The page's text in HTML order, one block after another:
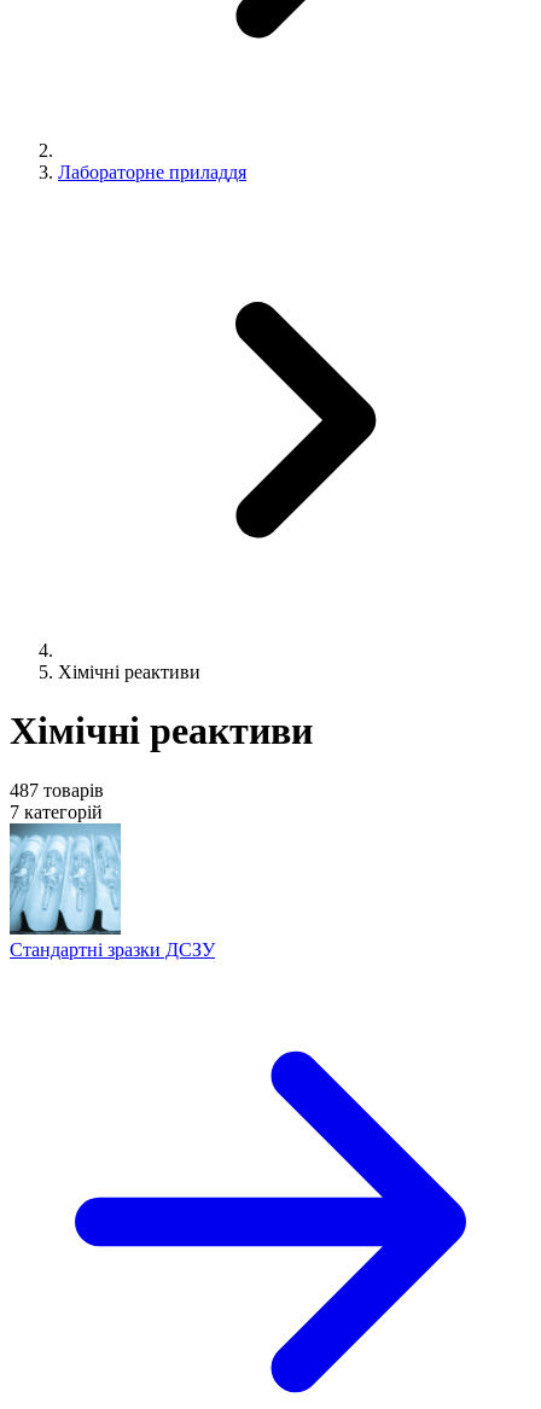
Лабораторне приладдя
Хімічні реактиви
Хімічні реактиви
487 товарів
7 категорій
Стандартні зразки ДСЗУ